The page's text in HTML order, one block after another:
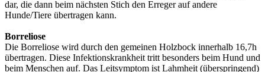
dar, die dann beim nächsten Stich den Erreger auf andere
Hunde/Tiere übertragen kann.
Borreliose
Die Borreliose wird durch den gemeinen Holzbock innerhalb 16,7h
übertragen. Diese Infektionskrankheit tritt besonders beim Hund und
beim Menschen auf. Das Leitsymptom ist Lahmheit (überspringend)